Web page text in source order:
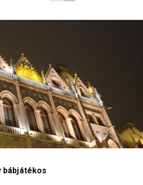
bábjátékos